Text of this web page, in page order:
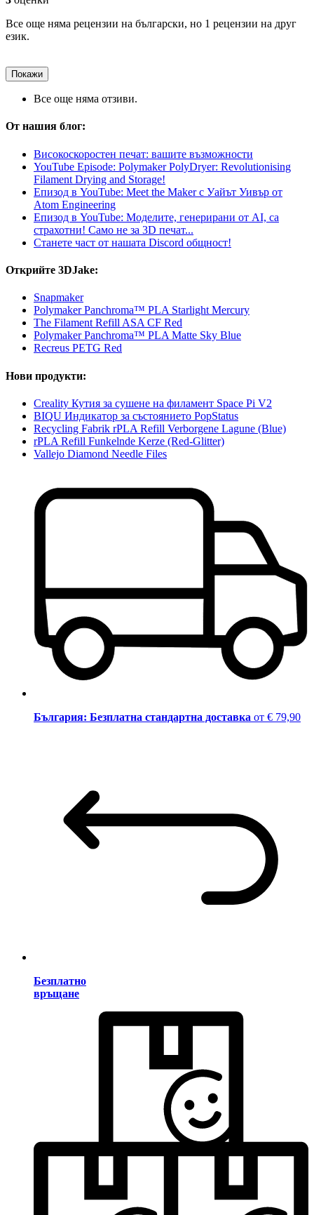
Все още няма рецензии на български, но 1 рецензии на друг
език.
Покажи
Все още няма отзиви.
От нашия блог:
Високоскоростен печат: вашите възможности
YouTube Episode: Polymaker PolyDryer: Revolutionising
Filament Drying and Storage!
Епизод в YouTube: Meet the Maker с Уайът Уивър от
Atom Engineering
Епизод в YouTube: Моделите, генерирани от AI, са
страхотни! Само не за 3D печат...
Станете част от нашата Discord общност!
Открийте 3DJake:
Snapmaker
Polymaker Panchroma™ PLA Starlight Mercury
The Filament Refill ASA CF Red
Polymaker Panchroma™ PLA Matte Sky Blue
Recreus PETG Red
Нови продукти:
Creality Кутия за сушене на филамент Space Pi V2
BIQU Индикатор за състоянието PopStatus
Recycling Fabrik rPLA Refill Verborgene Lagune (Blue)
rPLA Refill Funkelnde Kerze (Red-Glitter)
Vallejo Diamond Needle Files
България: Безплатна стандартна доставка от € 79,90
Безплатно
връщане